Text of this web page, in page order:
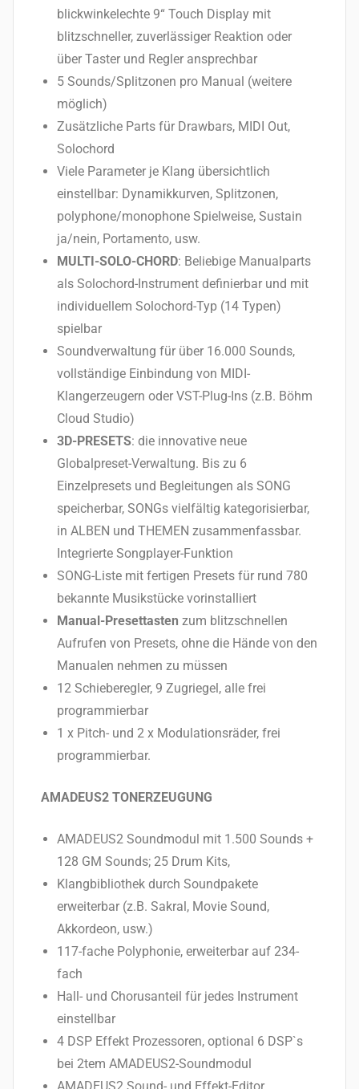
blickwinkelechte 9“ Touch Display mit
blitzschneller, zuverlässiger Reaktion oder
über Taster und Regler ansprechbar
5 Sounds/Splitzonen pro Manual (weitere
möglich)
Zusätzliche Parts für Drawbars, MIDI Out,
Solochord
Viele Parameter je Klang übersichtlich
einstellbar: Dynamikkurven, Splitzonen,
polyphone/monophone Spielweise, Sustain
ja/nein, Portamento, usw.
MULTI-SOLO-CHORD: Beliebige Manualparts
als Solochord-Instrument definierbar und mit
individuellem Solochord-Typ (14 Typen)
spielbar
Soundverwaltung für über 16.000 Sounds,
vollständige Einbindung von MIDI-
Klangerzeugern oder VST-Plug-Ins (z.B. Böhm
Cloud Studio)
3D-PRESETS: die innovative neue
Globalpreset-Verwaltung. Bis zu 6
Einzelpresets und Begleitungen als SONG
speicherbar, SONGs vielfältig kategorisierbar,
in ALBEN und THEMEN zusammenfassbar.
Integrierte Songplayer-Funktion
SONG-Liste mit fertigen Presets für rund 780
bekannte Musikstücke vorinstalliert
Manual-Presettasten zum blitzschnellen
Aufrufen von Presets, ohne die Hände von den
Manualen nehmen zu müssen
12 Schieberegler, 9 Zugriegel, alle frei
programmierbar
1 x Pitch- und 2 x Modulationsräder, frei
programmierbar.
AMADEUS2 TONERZEUGUNG
AMADEUS2 Soundmodul mit 1.500 Sounds +
128 GM Sounds; 25 Drum Kits,
Klangbibliothek durch Soundpakete
erweiterbar (z.B. Sakral, Movie Sound,
Akkordeon, usw.)
117-fache Polyphonie, erweiterbar auf 234-
fach
Hall- und Chorusanteil für jedes Instrument
einstellbar
4 DSP Effekt Prozessoren, optional 6 DSP`s
bei 2tem AMADEUS2-Soundmodul